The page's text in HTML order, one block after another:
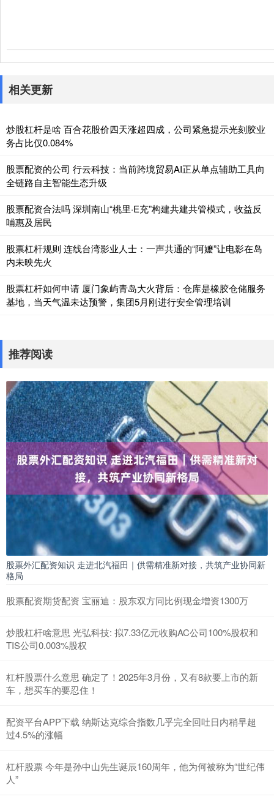
相关更新
炒股杠杆是啥 百合花股价四天涨超四成，公司紧急提示光刻胶业
务占比仅0.084%
股票配资的公司 行云科技：当前跨境贸易AI正从单点辅助工具向
全链路自主智能生态升级
股票配资合法吗 深圳南山“桃里·E充”构建共建共管模式，收益反
哺惠及居民
股票杠杆规则 连线台湾影业人士：一声共通的“阿嬷”让电影在岛
内未映先火
股票杠杆如何申请 厦门象屿青岛大火背后：仓库是橡胶仓储服务
基地，当天气温未达预警，集团5月刚进行安全管理培训
推荐阅读
股票外汇配资知识 走进北汽福田｜供需精准新对接，共筑产业协同新
格局
股票配资期货配资 宝丽迪：股东双方同比例现金增资1300万
炒股杠杆啥意思 光弘科技: 拟7.33亿元收购AC公司100%股权和
TIS公司0.003%股权
杠杆股票什么意思 确定了！2025年3月份，又有8款要上市的新
车，想买车的要忍住！
配资平台APP下载 纳斯达克综合指数几乎完全回吐日内稍早超
过4.5%的涨幅
杠杆股票 今年是孙中山先生诞辰160周年，他为何被称为“世纪伟
人”